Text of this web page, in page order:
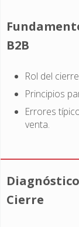
B2B
Rol del
Principios
Errores
venta.
Cierre